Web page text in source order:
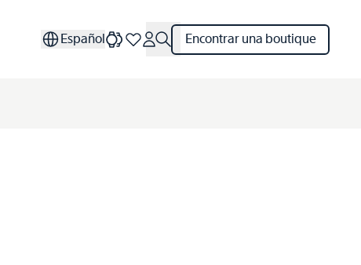
Español Encontrar una boutique